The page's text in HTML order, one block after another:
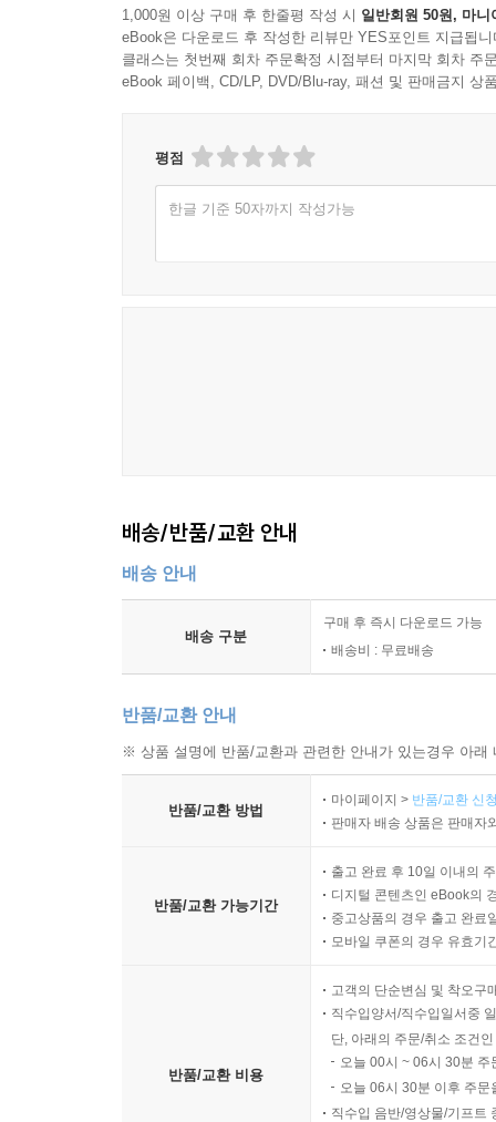
1,000원 이상 구매 후 한줄평 작성 시 일반회원 50원, 마니
eBook은 다운로드 후 작성한 리뷰만 YES포인트 지급됩니
클래스는 첫번째 회차 주문확정 시점부터 마지막 회차 주
eBook 페이백, CD/LP, DVD/Blu-ray, 패션 및 판매금지 상
평점
한글 기준 50자까지 작성가능
배송/반품/교환 안내
배송 안내
배송 구분
구매 후 즉시 다운로드 가능
배송비 : 무료배송
반품/교환 안내
※ 상품 설명에 반품/교환과 관련한 안내가 있는경우 아
반품/교환 방법
마이페이지 > 반품/교환 신
판매자 배송 상품은 판매자
반품/교환 가능기간
출고 완료 후 10일 이내의
디지털 콘텐츠인 eBook의
중고상품의 경우 출고 완료
모바일 쿠폰의 경우 유효기
반품/교환 비용
고객의 단순변심 및 착오구
직수입양서/직수입일서중
단, 아래의 주문/취소 조건
오늘 00시 ~ 06시 30분
오늘 06시 30분 이후 주
직수입 음반/영상물/기프트